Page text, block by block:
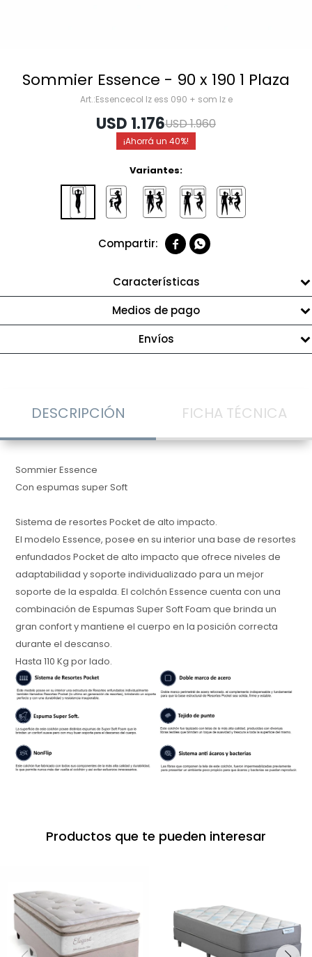
Sommier Essence - 90 x 190 1 Plaza
Essencecol lz ess 090 + som lz e
USD 1.176USD1.960
40
Variantes:
 
Características
Medios de pago
Envíos
DESCRIPCIÓN FICHA TÉCNICA
Sommier Essence
Con espumas super Soft
Sistema de resortes Pocket de alto impacto.
El modelo Essence, posee en su interior una base de resortes
enfundados Pocket de alto impacto que ofrece niveles de
adaptabilidad y soporte individualizado para un mejor
soporte de la espalda. El colchón Essence cuenta con una
combinación de Espumas Super Soft Foam que brinda un
gran confort y mantiene el cuerpo en la posición correcta
durante el descanso.
Hasta 110 Kg por lado.
Productos que te pueden interesar